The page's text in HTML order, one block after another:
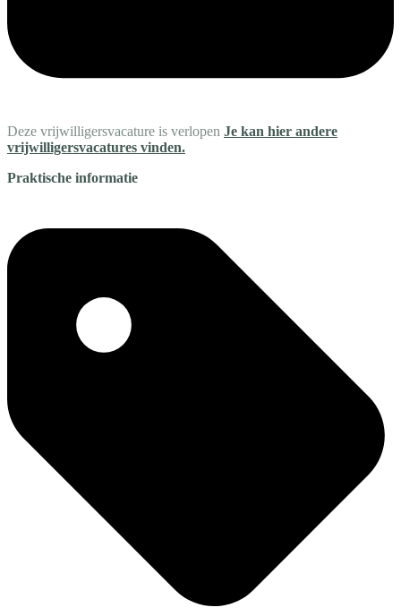
Deze vrijwilligersvacature is verlopen Je kan hier andere
vrijwilligersvacatures vinden.
Praktische informatie